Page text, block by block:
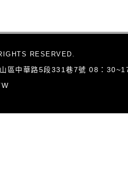
RESERVED.
區中華路5段331巷7號 08：